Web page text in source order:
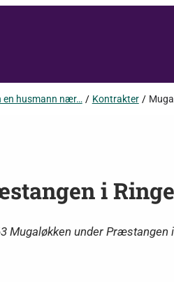
en husmann nær… / Kontrakter /
i
Mugaløkken under Præstangen